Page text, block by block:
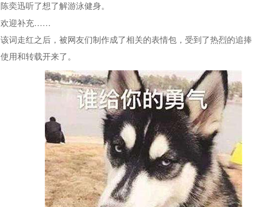
陈奕迅听了想了解游泳健身。
欢迎补充……
该词走红之后，被网友们制作成了相关的表情包，受到了热烈的追
使用和转载开来了。